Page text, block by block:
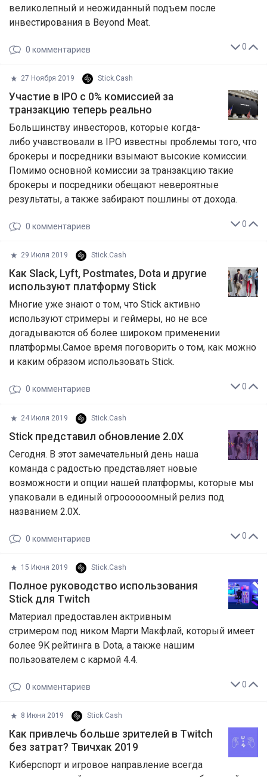
великолепный и неожиданный подъем после
инвестирования в Beyond Meat.
0
0 комментариев
27 Ноября 2019 Stick.Cash
Участие в IPO с 0% комиссией за
транзакцию теперь реально
Большинству инвесторов, которые когда-
либо учавствовали в IPO известны проблемы того, что
брокеры и посредники взымают высокие комиссии.
Помимо основной комиссии за транзакцию такие
брокеры и посредники обещают невероятные
результаты, а также забирают пошлины от дохода.
0
0 комментариев
29 Июля 2019 Stick.Cash
Как Slack, Lyft, Postmates, Dota и другие
используют платформу Stick
Многие уже знают о том, что Stick активно
используют стримеры и геймеры, но не все
догадываются об более широком применении
платформы.Самое время поговорить о том, как можно
и каким образом использовать Stick.
0
0 комментариев
24 Июля 2019 Stick.Cash
Stick представил обновление 2.0X
Сегодня. В этот замечательный день наша
команда с радостью представляет новые
возможности и опции нашей платформы, которые мы
упаковали в единый огроооооомный релиз под
названием 2.0X.
0
0 комментариев
15 Июня 2019 Stick.Cash
Полное руководство использования
Stick для Twitch
Материал предоставлен актривным
стримером под ником Марти Макфлай, который имеет
более 9K рейтинга в Dotа, а также нашим
пользователем с кармой 4.4.
0
0 комментариев
8 Июня 2019 Stick.Cash
Как привлечь больше зрителей в Twitch
без затрат? Твичхак 2019
Киберспорт и игровое направление всегда